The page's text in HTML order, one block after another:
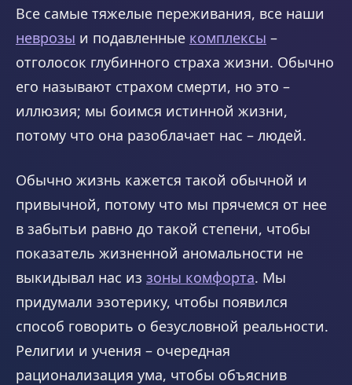
Все самые тяжелые переживания, все наши
неврозы и подавленные комплексы –
отголосок глубинного страха жизни. Обычно
его называют страхом смерти, но это –
иллюзия; мы боимся истинной жизни,
потому что она разоблачает нас – людей.
Обычно жизнь кажется такой обычной и
привычной, потому что мы прячемся от нее
в забытьи равно до такой степени, чтобы
показатель жизненной аномальности не
выкидывал нас из зоны комфорта. Мы
придумали эзотерику, чтобы появился
способ говорить о безусловной реальности.
Религии и учения – очередная
рационализация ума, чтобы объяснив